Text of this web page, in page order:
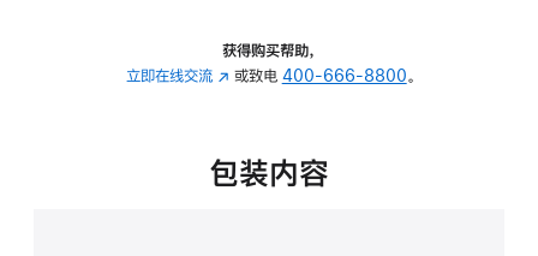
的
获得购买帮助，
立即在线交流 (在
中
或致电 400-666-8800。
包装内容